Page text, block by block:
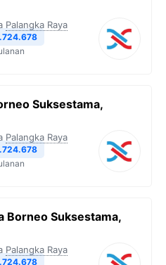
Palangka Raya
Suksestama,
Palangka Raya
Borneo Suksestama,
Palangka Raya